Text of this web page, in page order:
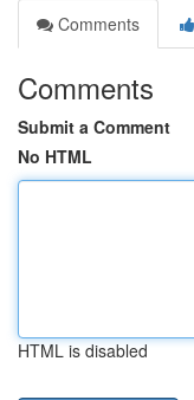
Comments
Comments
Submit a Comment
No HTML
HTML is disabled